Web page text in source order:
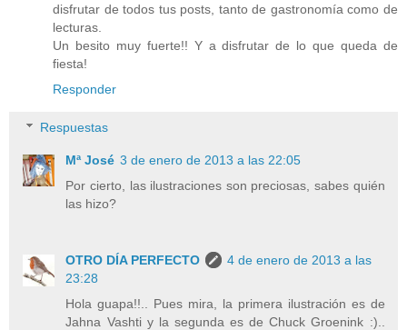
disfrutar de todos tus posts, tanto de gastronomía como de
lecturas.
Un besito muy fuerte!! Y a disfrutar de lo que queda de
fiesta!
Responder
Respuestas
Mª José 3 de enero de 2013 a las 22:05
Por cierto, las ilustraciones son preciosas, sabes quién
las hizo?
OTRO DÍA PERFECTO
4 de enero de 2013 a las
23:28
Hola guapa!!.. Pues mira, la primera ilustración es de
Jahna Vashti y la segunda es de Chuck Groenink :)..